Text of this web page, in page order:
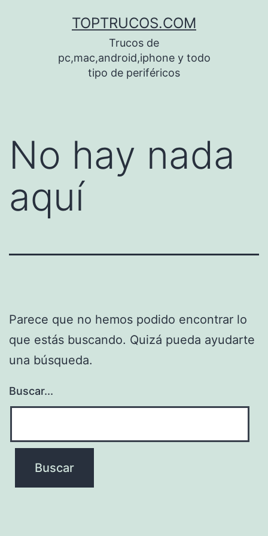
TOPTRUCOS.COM
Trucos de
pc,mac,android,iphone y todo
tipo de periféricos
No hay nada
aquí
Parece que no hemos podido encontrar lo
que estás buscando. Quizá pueda ayudarte
una búsqueda.
Buscar...